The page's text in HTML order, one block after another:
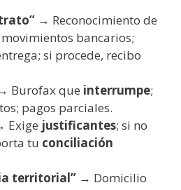
→ Reconocimiento de
bancarios;
si procede, recibo
Burofax que interrumpe;
pagos parciales.
Exige justificantes; si no
tu conciliación
territorial” → Domicilio